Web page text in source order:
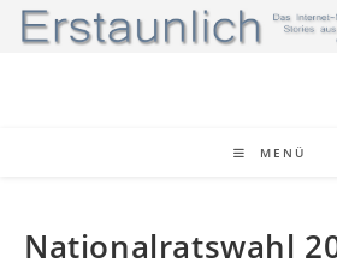
Zum
Inhalt
MENÜ
Nationalratswahl